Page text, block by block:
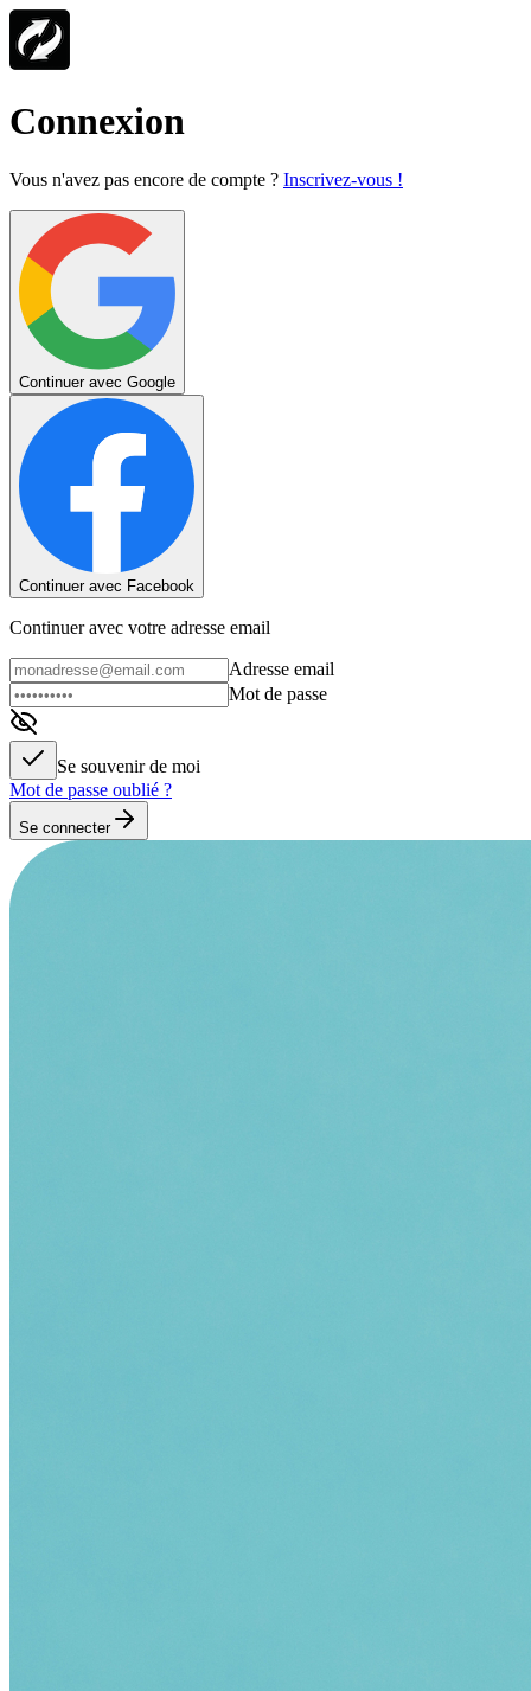
Connexion
Vous n'avez pas encore de compte ? Inscrivez-vous !
Continuer avec Google
Continuer avec Facebook
Continuer avec votre adresse email
Adresse email
Mot de passe
Se souvenir de moi
Mot de passe oublié ?
Se connecter